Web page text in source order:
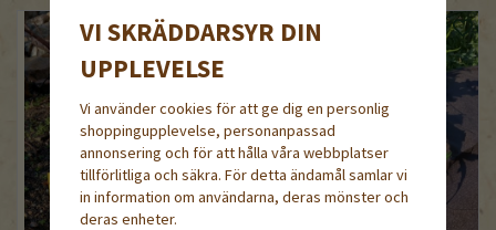
VI SKRÄDDARSYR DIN
UPPLEVELSE
Vi använder cookies för att ge dig en personlig
shoppingupplevelse, personanpassad
annonsering och för att hålla våra webbplatser
tillförlitliga och säkra. För detta ändamål samlar vi
in information om användarna, deras mönster och
deras enheter.